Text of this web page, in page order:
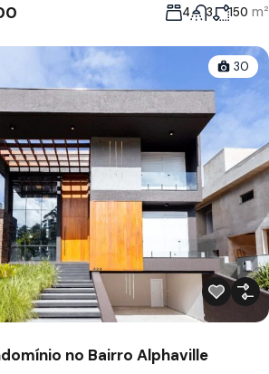
4 3 150 m²
30
no Bairro Alphaville